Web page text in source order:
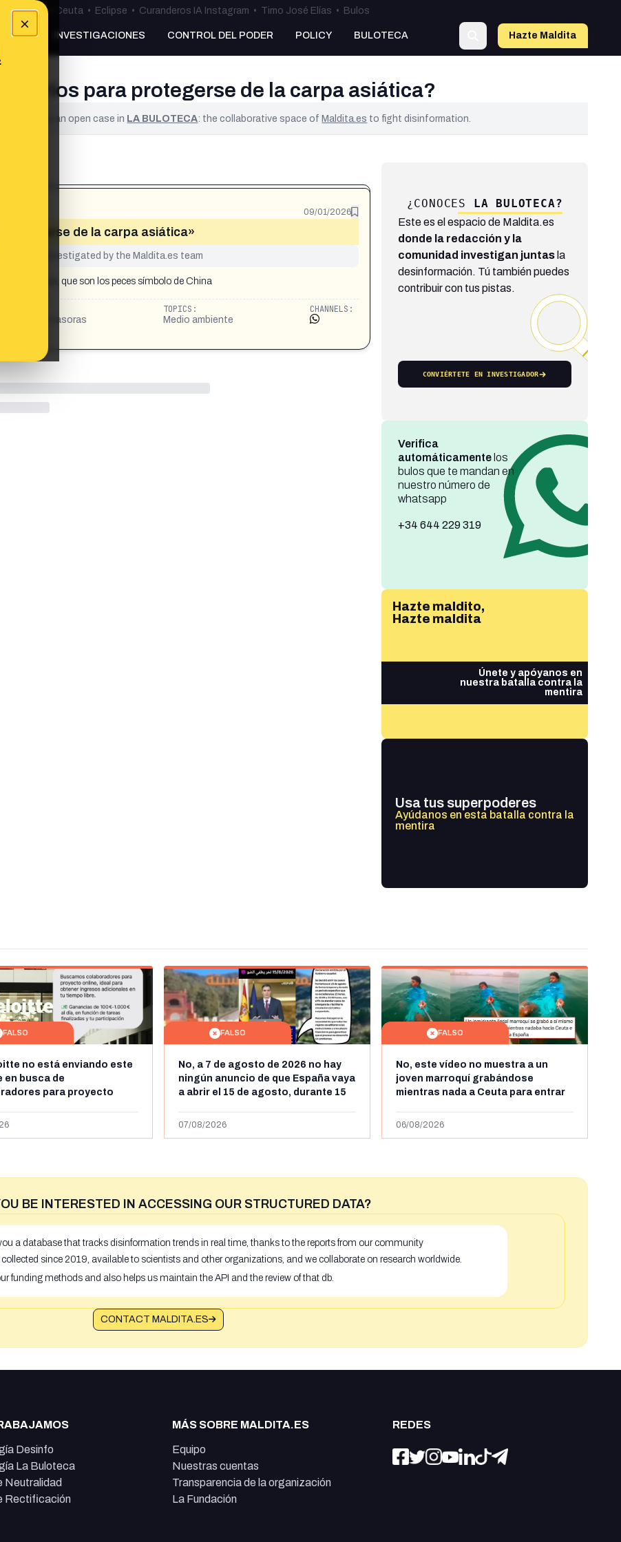
×
•Bulos Ceuta • Eclipse • Curanderos IA Instagram • Timo José Elías • Bulos
INVESTIGACIONES CONTROL DEL PODER POLICY BULOTECA Hazte Maldita
los ríos para protegerse de la carpa asiática?
It is an open case in LA BULOTECA: the collaborative space ofMaldita.es to fight disinformation.
09/01/2026
protegerse de la carpa asiática»
yet been investigated by the Maldita.es team
asiática, que son los peces símbolo de China
especies invasoras
TOPICS:
Medio ambiente
CHANNELS:
¿CONOCES LA BULOTECA?
Este es el espacio de Maldita.es
donde la redacción y la
comunidad investigan juntasla
desinformación. Tú también puedes
contribuir con tus pistas.
CONVIÉRTETE EN INVESTIGADOR
Verifica
automáticamentelos
bulos que te mandan en
nuestro número de
whatsapp
+34 644 229 319
Hazte maldito,
Hazte maldita
Únete y apóyanos en
nuestra batalla contra la
mentira
Usa tus superpoderes
Ayúdanos en esta batalla contra la
mentira
FALSO
no está enviando este
en busca de
para proyecto
al día: es un timo
FALSO
No, a 7 de agosto de 2026 no hay
ningún anuncio de que España vaya
a abrir el 15 de agosto, durante 15
y Ceuta
07/08/2026
FALSO
No, este vídeo no muestra a un
joven marroquí grabándose
mientras nada a Ceuta para entrar
más de 450km de Ceuta y el autor lo
06/08/2026
BE INTERESTED IN ACCESSING OUR STRUCTURED DATA?
a database that tracks disinformation trends in real time, thanks to the reports from our community
since 2019, available to scientists and other organizations, and we collaborate on research worldwide.
funding methods and also helps us maintain the API and the review of that db.
CONTACT MALDITA.ES
Desinfo
La Buloteca
Neutralidad
Rectificación
MÁS SOBRE MALDITA.ES
Equipo
Nuestras cuentas
Transparencia de la organización
La Fundación
REDES